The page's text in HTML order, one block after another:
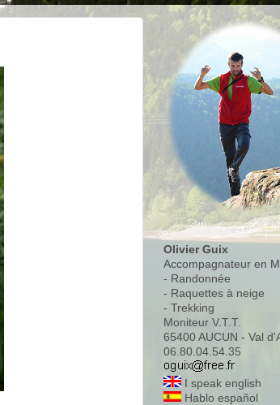
Olivier Guix
Accompagnateur en
- Randonnée
- Raquettes à neige
- Trekking
Moniteur V.T.T.
65400 AUCUN - Val
06.80.04.54.35
I speak english
Hablo español